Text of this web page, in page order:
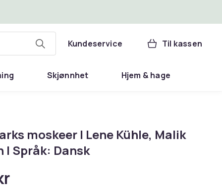
Kundeservice Til kassen
Skjønnhet Hjem & hage
moskeer | Lene Kühle, Malik
| Språk: Dansk